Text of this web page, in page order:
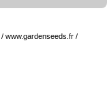
/ www.gardenseeds.fr /